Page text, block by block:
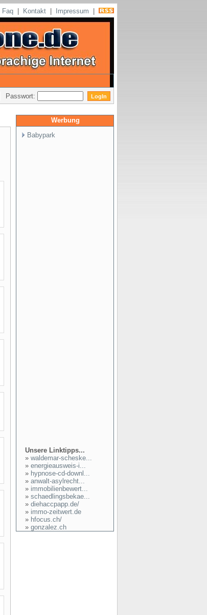
Faq Kontakt Impressum
Passwort:
Werbung
Babypark
Unsere Linktipps...
» waldemar-scheske...
» energieausweis-i...
» hypnose-cd-downl...
» anwalt-asylrecht...
» immobilienbewert...
» schaedlingsbekae...
» diehaccpapp.de/
» immo-zeitwert.de
» hfocus.ch/
» gonzalez.ch